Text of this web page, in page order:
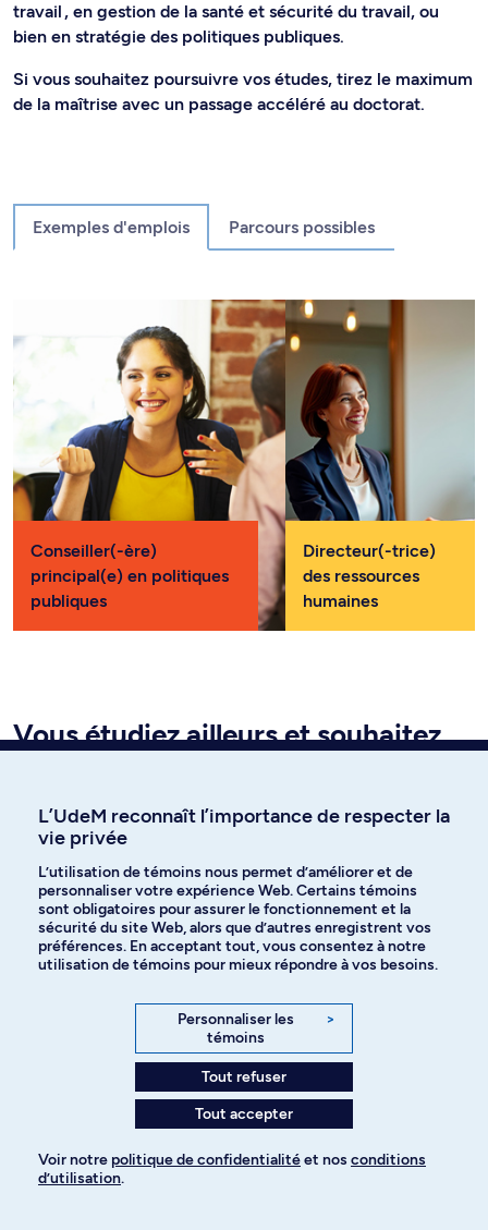
travail , en gestion de la santé et sécurité du travail, ou
bien en stratégie des politiques publiques.
Si vous souhaitez poursuivre vos études, tirez le maximum
de la maîtrise avec un passage accéléré au doctorat.
Exemples d'emplois Parcours possibles
Conseiller(-ère)
principal(e) en politiques
publiques
Directeur(-trice)
des ressources
humaines
Vous étudiez ailleurs et souhaitez
l’UdeM?
Découvrez la marche à suivre
Besoin d’info sur le
programme?
Vincent Rousseau
L’UdeM reconnaît l’importance de respecter la
vie privée
L’utilisation de témoins nous permet d’améliorer et de
personnaliser votre expérience Web. Certains témoins
sont obligatoires pour assurer le fonctionnement et la
sécurité du site Web, alors que d’autres enregistrent vos
préférences. En acceptant tout, vous consentez à notre
utilisation de témoins pour mieux répondre à vos besoins.
Personnaliser les
témoins
>
Tout refuser
Tout accepter
Voir notre politique de confidentialitéet nos conditions
d’utilisation.